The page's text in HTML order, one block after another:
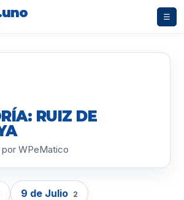
☰
RUIZ DE
WPeMatico
9 de Julio 2